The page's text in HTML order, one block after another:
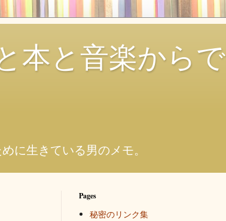
本と音楽からで
に生きている男のメモ。
Pages
秘密のリンク集